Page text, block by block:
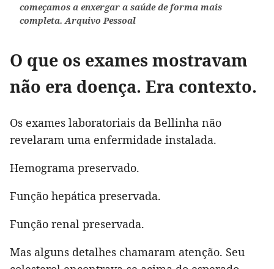
começamos a enxergar a saúde de forma mais
completa. Arquivo Pessoal
O que os exames mostravam
não era doença. Era contexto.
Os exames laboratoriais da Bellinha não
revelaram uma enfermidade instalada.
Hemograma preservado.
Função hepática preservada.
Função renal preservada.
Mas alguns detalhes chamaram atenção. Seu